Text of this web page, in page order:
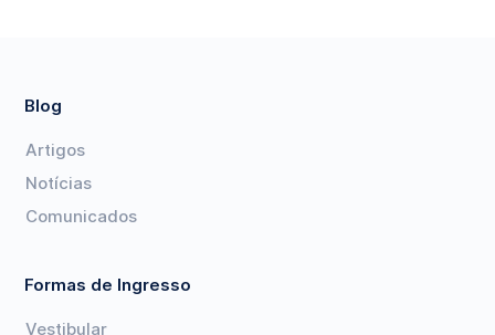
Blog
Artigos
Notícias
Comunicados
Formas de Ingresso
Vestibular